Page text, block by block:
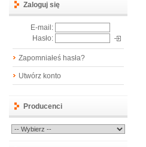
Zaloguj się
E-mail:
Hasło:
Zapomniałeś hasła?
Utwórz konto
Producenci